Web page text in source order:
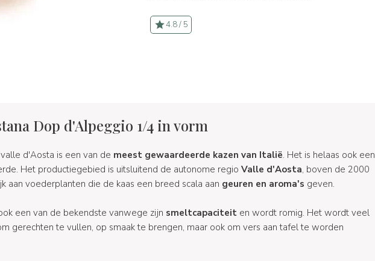
4.8 / 5
Dop d'Alpeggio 1/4 in vorm
d'Aosta is een van de meest gewaardeerde kazen van Italië. Het is helaas ook een
Het productiegebied is uitsluitend de autonome regio Valle d'Aosta, boven de 2000
aan voederplanten die de kaas een breed scala aan geuren en aroma's geven.
een van de bekendste vanwege zijn smeltcapaciteiten wordt romig. Het wordt veel
gerechten te vullen, op smaak te brengen, maar ook om vers aan tafel te worden